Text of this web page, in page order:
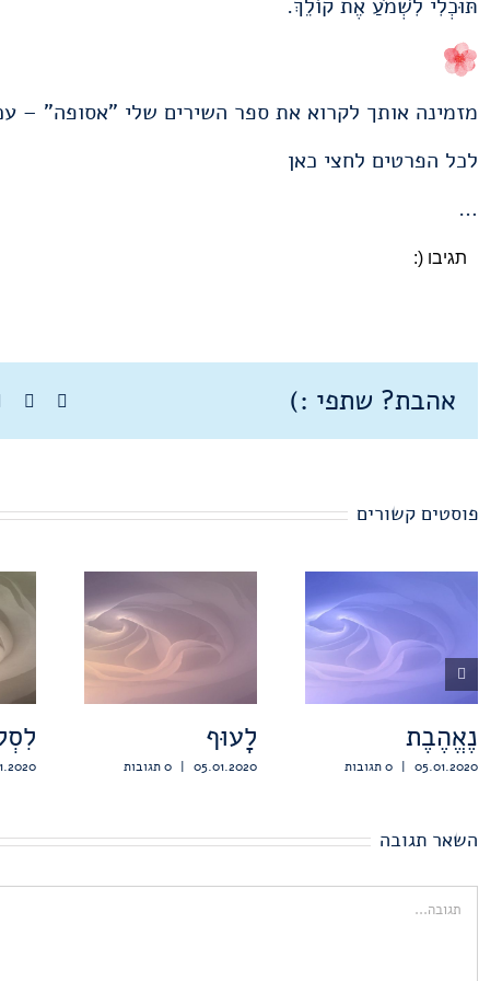
תּוּכְלִי לִשְׁמֹעַ אֶת קוֹלֵךְ.
מזמינה אותך לקרוא את ספר השירים שלי "אסופה" –
לכל הפרטים לחצי כאן
…
תגיבו (:
אהבת? שתפי :)
פוסטים קשורים
לָעוּף
05.01.2020
| 0 תגובות
נֶאֱהֶבֶת
05.01.2020
| 0 תגובות
השאר תגובה